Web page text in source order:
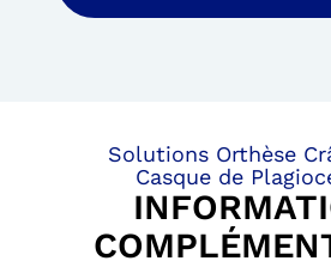
Solutions Orthèse
Casque de